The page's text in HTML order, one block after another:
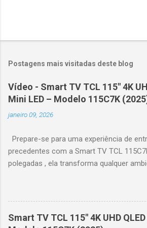
Postagens mais visitadas deste blog
Vídeo - Smart TV TCL 115" 4K
Mini LED – Modelo 115C7K
janeiro 09, 2026
Prepare-se para uma experiência de
precedentes com a Smart TV TCL
polegadas , ela transforma qualquer
e realistas. 🌟 Destaques do produto Tela
controle de iluminação preciso, brilho
vibrantes. Resolução 4K UHD : detalhes
contraste profundo em cada cena.
Smart TV TCL 115" 4K UHD